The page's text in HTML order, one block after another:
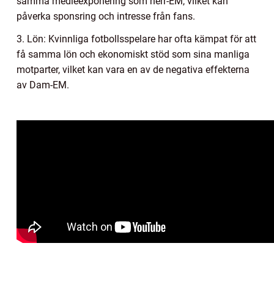
påverka sponsring och intresse från fans.
3. Lön: Kvinnliga fotbollsspelare har ofta kämpat för att
få samma lön och ekonomiskt stöd som sina manliga
motparter, vilket kan vara en av de negativa effekterna
av Dam-EM.